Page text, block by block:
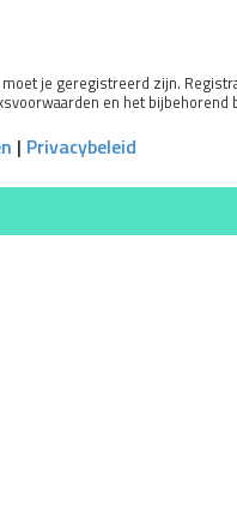
je geregistreerd zijn.
en het bijbehorend
| Privacybeleid